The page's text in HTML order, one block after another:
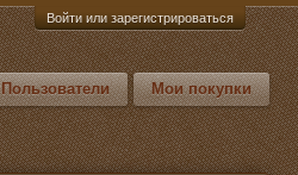
Войти или зарегистрироваться
Пользователи Мои покупки